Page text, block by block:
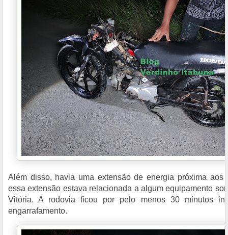
Além disso, havia uma extensão de energia próxima aos
essa extensão estava relacionada a algum equipamento
Vitória. A rodovia ficou por pelo menos 30 minutos
engarrafamento.